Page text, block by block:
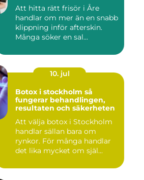
Att hitta rätt frisör i Åre
handlar om mer än en snabb
klippning inför afterskin.
Många söker en sal...
10. jul
Botox i stockholm så
fungerar behandlingen,
resultaten och säkerheten
Att välja botox i Stockholm
handlar sällan bara om
rynkor. För många handlar
det lika mycket om själ...